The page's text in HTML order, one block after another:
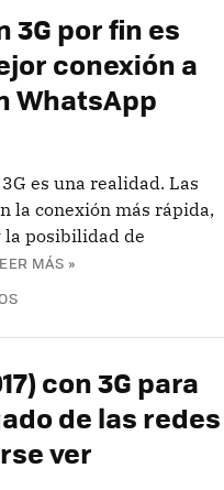
3G por fin es
conexión a
WhatsApp
es una realidad. Las
la conexión más rápida,
posibilidad de
MÁS »
con 3G para
de las redes
ver